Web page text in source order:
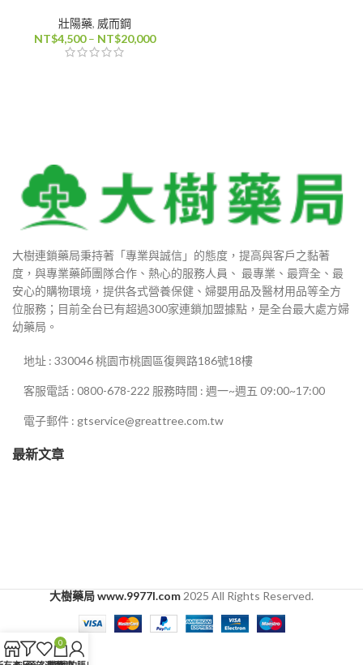
壯陽藥, 威而鋼
NT$4,500 – NT$20,000價
大樹連鎖藥局秉持著「專業與誠信」的態度，提高與客戶之黏著
度，與專業藥師團隊合作、熱心的服務人員、 最專業、最齊全、最
安心的購物環境，提供各式營養保健、婦嬰用品及醫材用品等全方
位服務；目前全台已有超過300家連鎖加盟據點，是全台最大處方婦
幼藥局。
地址 : 330046 桃園市桃園區復興路186號18樓
客服電話 : 0800-678-222 服務時間 : 週一~週五 09:00~17:00
電子郵件 : gtservice@greattree.com.tw
最新文章
大樹藥局 www.9977l.com 2025 All Rights Reserved.
0